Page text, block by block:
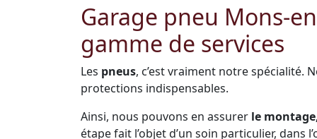
Garage pneu Mons-
gamme de services
Les pneus, c’est vraiment notre spécialité.
protections indispensables.
Ainsi, nous pouvons en assurer le
étape fait l’objet d’un soin particulier, dans